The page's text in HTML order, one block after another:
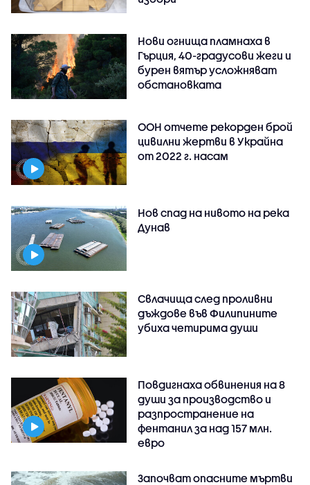
Нови огнища пламнаха в
Гърция, 40-градусови жеги и
бурен вятър усложняват
обстановката
ООН отчете рекорден брой
цивилни жертви в Украйна
от 2022 г. насам
Нов спад на нивото на река
Дунав
Свлачища след проливни
дъждове във Филипините
убиха четирима души
Повдигнаха обвинения на 8
души за производство и
разпространение на
фентанил за над 157 млн.
евро
Започват опасните мъртви